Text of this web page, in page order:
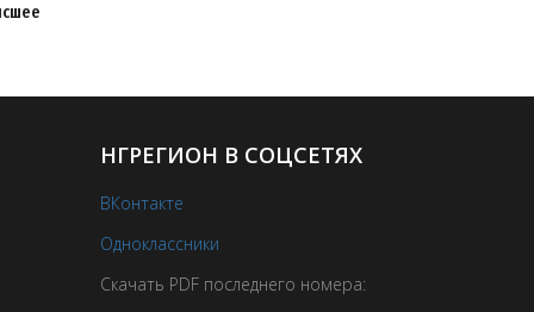
НГРЕГИОН В СОЦСЕТЯХ
ВКонтакте
Одноклассники
Скачать PDF последнего номера: